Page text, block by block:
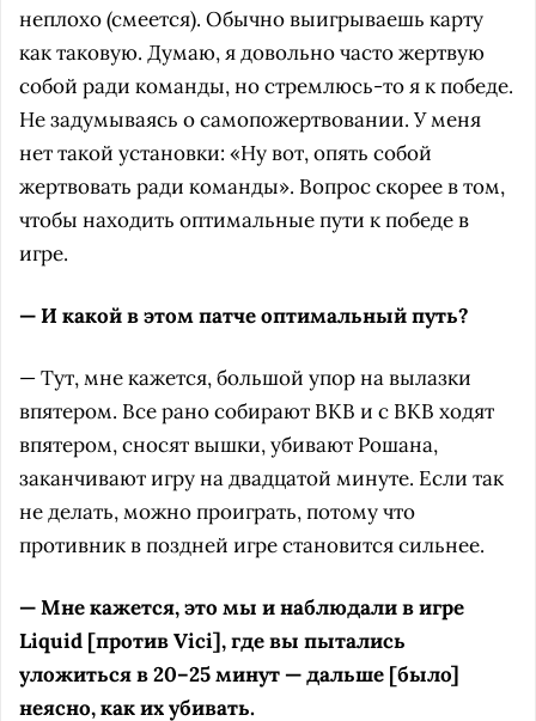
неплохо (смеется). Обычно выигрываешь карту
как таковую. Думаю, я довольно часто жертвую
собой ради команды, но стремлюсь-то я к победе.
Не задумываясь о самопожертвовании. У меня
нет такой установки: «Ну вот, опять собой
жертвовать ради команды». Вопрос скорее в том,
чтобы находить оптимальные пути к победе в
игре.
— И какой в этом патче оптимальный путь?
— Тут, мне кажется, большой упор на вылазки
впятером. Все рано собирают BKB и с BKB ходят
впятером, сносят вышки, убивают Рошана,
заканчивают игру на двадцатой минуте. Если так
не делать, можно проиграть, потому что
противник в поздней игре становится сильнее.
— Мне кажется, это мы и наблюдали в игре
Liquid [против Vici], где вы пытались
уложиться в 20–25 минут — дальше [было]
неясно, как их убивать.